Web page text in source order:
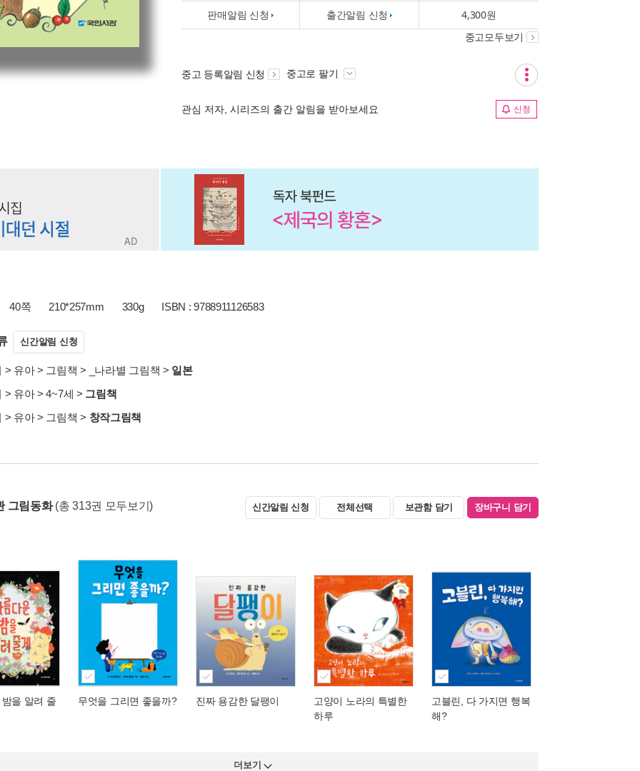
판매알림 신청 출간알림 신청 4,300원
중고모두보기
중고 등록알림 신청 중고로 팔기
관심 저자, 시리즈의 출간 알림을 받아보세요 신청
40쪽 210*257mm 330g ISBN : 9788911126583
신간알림 신청
> 유아> 그림책 > _나라별 그림책 > 일본
> 유아>4~7세 > 그림책
> 유아> 그림책 > 창작그림책
그림동화 (총 313권 모두보기) 신간알림 신청 전체선택 보관함 담기 장바구니 담기
을 알려 줄 무엇을 그리면 좋을까? 진짜 용감한 달팽이
고양이 노라의 특별한
하루
고블린, 다 가지면 행복
해?
더보기